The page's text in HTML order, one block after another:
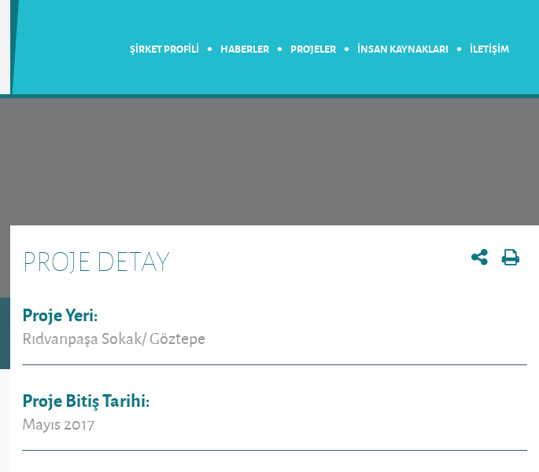
ŞİRKET PROFİLİ • HABERLER • PROJELER • İNSAN KAYNAKLARI • İLETİŞİM
PROJE DETAY
Proje Yeri:
Rıdvanpaşa Sokak/ Göztepe
Proje Bitiş Tarihi:
Mayıs 2017